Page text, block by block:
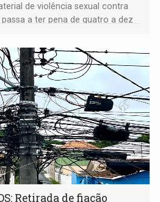
de violência sexual contra
a ter pena de quatro a dez
Retirada de fiação